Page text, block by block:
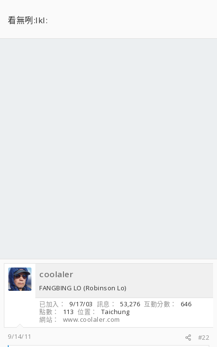
看無咧:lkl:
coolaler
FANGBING LO (Robinson Lo)
已加入
9/17/03 訊息 53,276 互動分數
646
點數
113 位置
Taichung
網站
www.coolaler.com
9/14/11
#22